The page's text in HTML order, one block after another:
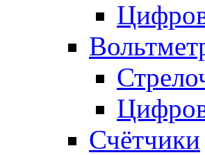
Счётчики